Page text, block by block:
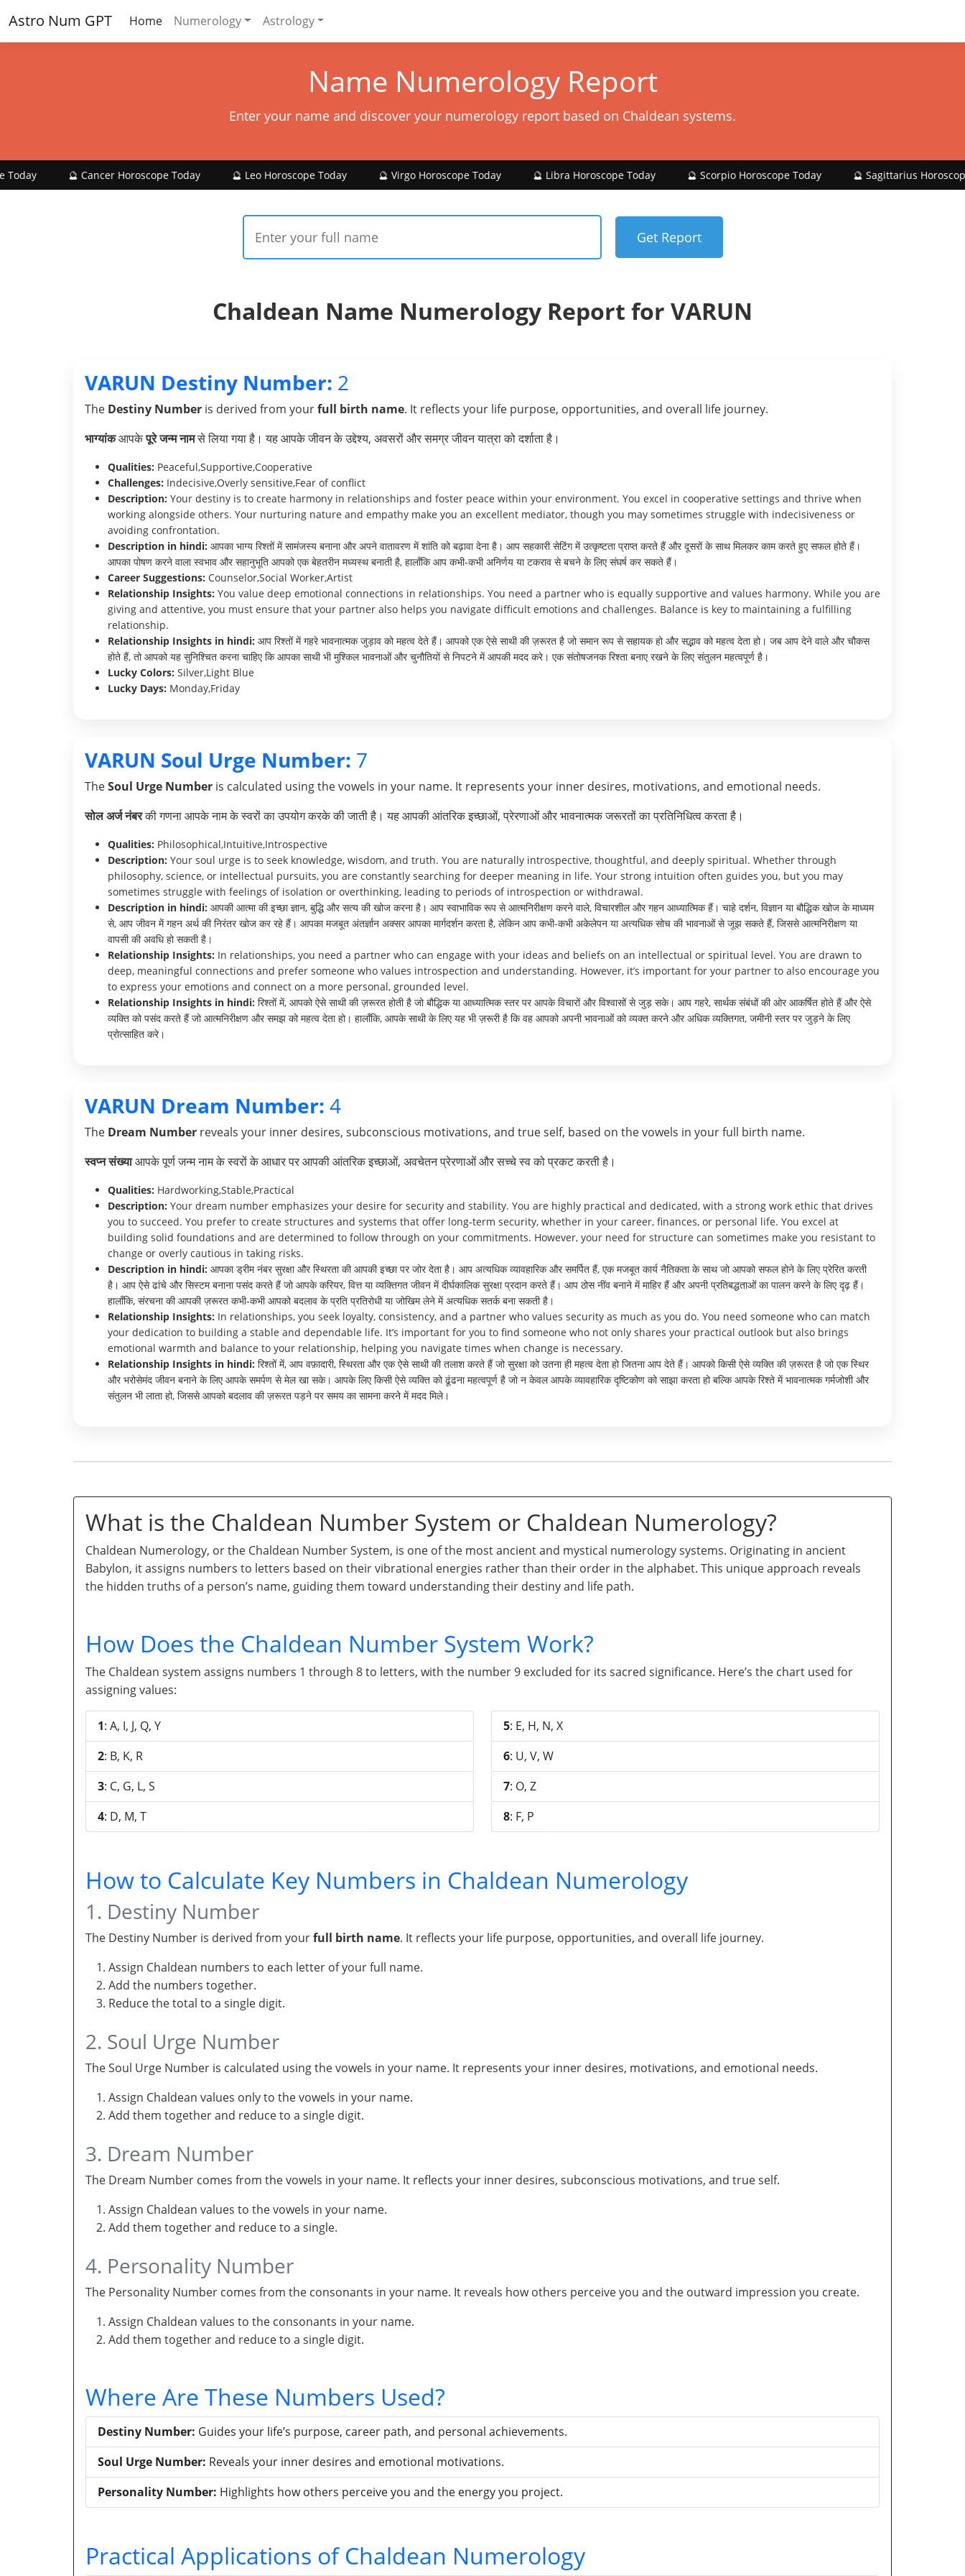
Astro Num GPT Home Numerology Astrology
Name Numerology Report
Enter your name and discover your numerology report based on Chaldean systems.
🔮 Cancer Horoscope Today 🔮 Leo Horoscope Today 🔮 Virgo Horoscope Today 🔮 Libra Horoscope Today 🔮 Scorpio Horoscope Today 🔮 Sagittarius Horoscope Today
Chaldean Name Numerology Report for VARUN
VARUN Destiny Number: 2
The Destiny Number is derived from yourfull birth name. It reflects your life purpose, opportunities, and overall life journey.
भाग्यांकआपकेपूरे जन्म नामसे लिया गया है। यह आपके जीवन के उद्देश्य, अवसरों और समग्र जीवन यात्रा को दर्शाता है।
Qualities: Peaceful,Supportive,Cooperative
Challenges: Indecisive,Overly sensitive,Fear of conflict
Description: Your destiny is to create harmony in relationships and foster peace within your environment. You excel in cooperative settings and thrive when
working alongside others. Your nurturing nature and empathy make you an excellent mediator, though you may sometimes struggle with indecisiveness or
avoiding confrontation.
Description in hindi: आपका भाग्य रिश्तों में सामंजस्य बनाना और अपने वातावरण में शांति को बढ़ावा देना है। आप सहकारी सेटिंग में उत्कृष्टता प्राप्त करते हैं और दूसरों के साथ मिलकर काम करते हुए सफल होते हैं।
आपका पोषण करने वाला स्वभाव और सहानुभूति आपको एक बेहतरीन मध्यस्थ बनाती है, हालाँकि आप कभी-कभी अनिर्णय या टकराव से बचने के लिए संघर्ष कर सकते हैं।
Career Suggestions: Counselor,Social Worker,Artist
Relationship Insights: You value deep emotional connections in relationships. You need a partner who is equally supportive and values harmony. While you are
giving and attentive, you must ensure that your partner also helps you navigate difficult emotions and challenges. Balance is key to maintaining a fulfilling
relationship.
Relationship Insights in hindi: आप रिश्तों में गहरे भावनात्मक जुड़ाव को महत्व देते हैं। आपको एक ऐसे साथी की ज़रूरत है जो समान रूप से सहायक हो और सद्भाव को महत्व देता हो। जब आप देने वाले और चौकस
होते हैं, तो आपको यह सुनिश्चित करना चाहिए कि आपका साथी भी मुश्किल भावनाओं और चुनौतियों से निपटने में आपकी मदद करे। एक संतोषजनक रिश्ता बनाए रखने के लिए संतुलन महत्वपूर्ण है।
Lucky Colors: Silver,Light Blue
Lucky Days: Monday,Friday
VARUN Soul Urge Number: 7
TheSoul Urge Number is calculated using the vowels in your name. It represents your inner desires, motivations, and emotional needs.
सोल अर्ज नंबरकी गणना आपके नाम के स्वरों का उपयोग करके की जाती है। यह आपकी आंतरिक इच्छाओं, प्रेरणाओं और भावनात्मक जरूरतों का प्रतिनिधित्व करता है।
Qualities: Philosophical,Intuitive,Introspective
Description: Your soul urge is to seek knowledge, wisdom, and truth. You are naturally introspective, thoughtful, and deeply spiritual. Whether through
philosophy, science, or intellectual pursuits, you are constantly searching for deeper meaning in life. Your strong intuition often guides you, but you may
sometimes struggle with feelings of isolation or overthinking, leading to periods of introspection or withdrawal.
Description in hindi: आपकी आत्मा की इच्छा ज्ञान, बुद्धि और सत्य की खोज करना है। आप स्वाभाविक रूप से आत्मनिरीक्षण करने वाले, विचारशील और गहन आध्यात्मिक हैं। चाहे दर्शन, विज्ञान या बौद्धिक खोज के माध्यम
से, आप जीवन में गहन अर्थ की निरंतर खोज कर रहे हैं। आपका मजबूत अंतर्ज्ञान अक्सर आपका मार्गदर्शन करता है, लेकिन आप कभी-कभी अकेलेपन या अत्यधिक सोच की भावनाओं से जूझ सकते हैं, जिससे आत्मनिरीक्षण या
वापसी की अवधि हो सकती है।
Relationship Insights: In relationships, you need a partner who can engage with your ideas and beliefs on an intellectual or spiritual level. You are drawn to
deep, meaningful connections and prefer someone who values introspection and understanding. However, it’s important for your partner to also encourage you
to express your emotions and connect on a more personal, grounded level.
Relationship Insights in hindi: रिश्तों में, आपको ऐसे साथी की ज़रूरत होती है जो बौद्धिक या आध्यात्मिक स्तर पर आपके विचारों और विश्वासों से जुड़ सके। आप गहरे, सार्थक संबंधों की ओर आकर्षित होते हैं और ऐसे
व्यक्ति को पसंद करते हैं जो आत्मनिरीक्षण और समझ को महत्व देता हो। हालाँकि, आपके साथी के लिए यह भी ज़रूरी है कि वह आपको अपनी भावनाओं को व्यक्त करने और अधिक व्यक्तिगत, जमीनी स्तर पर जुड़ने के लिए
प्रोत्साहित करे।
VARUN Dream Number: 4
The Dream Number reveals your inner desires, subconscious motivations, and true self, based on the vowels in your full birth name.
स्वप्न संख्याआपके पूर्ण जन्म नाम के स्वरों के आधार पर आपकी आंतरिक इच्छाओं, अवचेतन प्रेरणाओं और सच्चे स्व को प्रकट करती है।
Qualities: Hardworking,Stable,Practical
Description: Your dream number emphasizes your desire for security and stability. You are highly practical and dedicated, with a strong work ethic that drives
you to succeed. You prefer to create structures and systems that offer long-term security, whether in your career, finances, or personal life. You excel at
building solid foundations and are determined to follow through on your commitments. However, your need for structure can sometimes make you resistant to
change or overly cautious in taking risks.
Description in hindi: आपका ड्रीम नंबर सुरक्षा और स्थिरता की आपकी इच्छा पर जोर देता है। आप अत्यधिक व्यावहारिक और समर्पित हैं, एक मजबूत कार्य नैतिकता के साथ जो आपको सफल होने के लिए प्रेरित करती
है। आप ऐसे ढांचे और सिस्टम बनाना पसंद करते हैं जो आपके करियर, वित्त या व्यक्तिगत जीवन में दीर्घकालिक सुरक्षा प्रदान करते हैं। आप ठोस नींव बनाने में माहिर हैं और अपनी प्रतिबद्धताओं का पालन करने के लिए दृढ़ हैं।
हालाँकि, संरचना की आपकी ज़रूरत कभी-कभी आपको बदलाव के प्रति प्रतिरोधी या जोखिम लेने में अत्यधिक सतर्क बना सकती है।
Relationship Insights: In relationships, you seek loyalty, consistency, and a partner who values security as much as you do. You need someone who can match
your dedication to building a stable and dependable life. It’s important for you to find someone who not only shares your practical outlook but also brings
emotional warmth and balance to your relationship, helping you navigate times when change is necessary.
Relationship Insights in hindi: रिश्तों में, आप वफ़ादारी, स्थिरता और एक ऐसे साथी की तलाश करते हैं जो सुरक्षा को उतना ही महत्व देता हो जितना आप देते हैं। आपको किसी ऐसे व्यक्ति की ज़रूरत है जो एक स्थिर
और भरोसेमंद जीवन बनाने के लिए आपके समर्पण से मेल खा सके। आपके लिए किसी ऐसे व्यक्ति को ढूंढना महत्वपूर्ण है जो न केवल आपके व्यावहारिक दृष्टिकोण को साझा करता हो बल्कि आपके रिश्ते में भावनात्मक गर्मजोशी और
संतुलन भी लाता हो, जिससे आपको बदलाव की ज़रूरत पड़ने पर समय का सामना करने में मदद मिले।
What is the Chaldean Number System or Chaldean Numerology?
Chaldean Numerology, or the Chaldean Number System, is one of the most ancient and mystical numerology systems. Originating in ancient
Babylon, it assigns numbers to letters based on their vibrational energies rather than their order in the alphabet. This unique approach reveals
the hidden truths of a person’s name, guiding them toward understanding their destiny and life path.
How Does the Chaldean Number System Work?
The Chaldean system assigns numbers 1 through 8 to letters, with the number 9 excluded for its sacred significance. Here’s the chart used for
assigning values:
1: A, I, J, Q, Y
2: B, K, R
3: C, G, L, S
4: D, M, T
5: E, H, N, X
6: U, V, W
7: O, Z
8: F, P
How to Calculate Key Numbers in Chaldean Numerology
1. Destiny Number
The Destiny Number is derived from yourfull birth name. It reflects your life purpose, opportunities, and overall life journey.
Assign Chaldean numbers to each letter of your full name.
Add the numbers together.
Reduce the total to a single digit.
2. Soul Urge Number
The Soul Urge Number is calculated using the vowels in your name. It represents your inner desires, motivations, and emotional needs.
Assign Chaldean values only to the vowels in your name.
Add them together and reduce to a single digit.
3. Dream Number
The Dream Number comes from the vowels in your name. It reflects your inner desires, subconscious motivations, and true self.
Assign Chaldean values to the vowels in your name.
Add them together and reduce to a single.
4. Personality Number
The Personality Number comes from the consonants in your name. It reveals how others perceive you and the outward impression you create.
Assign Chaldean values to the consonants in your name.
Add them together and reduce to a single digit.
Where Are These Numbers Used?
Destiny Number: Guides your life’s purpose, career path, and personal achievements.
Soul Urge Number: Reveals your inner desires and emotional motivations.
Personality Number: Highlights how others perceive you and the energy you project.
Practical Applications of Chaldean Numerology